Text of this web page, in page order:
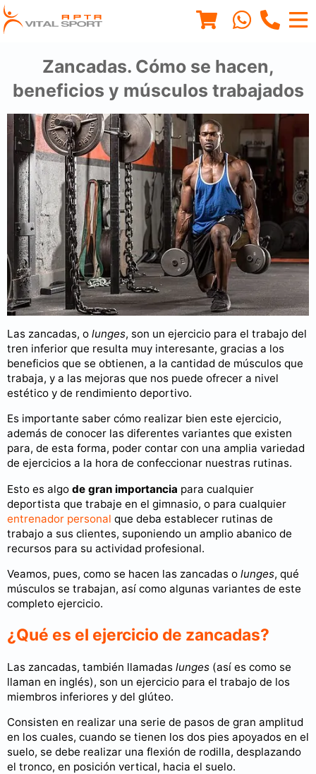
Zancadas. Cómo se hacen,
beneficios y músculos trabajados
Las zancadas, o lunges, son un ejercicio para el trabajo del
tren inferior que resulta muy interesante, gracias a los
beneficios que se obtienen, a la cantidad de músculos que
trabaja, y a las mejoras que nos puede ofrecer a nivel
estético y de rendimiento deportivo.
Es importante saber cómo realizar bien este ejercicio,
además de conocer las diferentes variantes que existen
para, de esta forma, poder contar con una amplia variedad
de ejercicios a la hora de confeccionar nuestras rutinas.
Esto es algo de gran importancia para cualquier
deportista que trabaje en el gimnasio, o para cualquier
entrenador personal que deba establecer rutinas de
trabajo a sus clientes, suponiendo un amplio abanico de
recursos para su actividad profesional.
Veamos, pues, como se hacen las zancadas o lunges, qué
músculos se trabajan, así como algunas variantes de este
completo ejercicio.
¿Qué es el ejercicio de zancadas?
Las zancadas, también llamadas lunges (así es como se
llaman en inglés), son un ejercicio para el trabajo de los
miembros inferiores y del glúteo.
Consisten en realizar una serie de pasos de gran amplitud
en los cuales, cuando se tienen los dos pies apoyados en el
suelo, se debe realizar una flexión de rodilla, desplazando
el tronco, en posición vertical, hacia el suelo.